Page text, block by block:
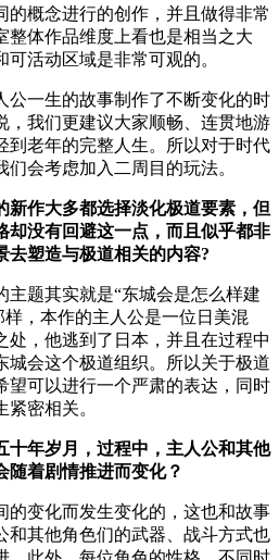
的概念进行的创作，并且做得非常
整体作品维度上看也是相当之大
活动区域是非常可观的。
公一生的故事制作了不断变化的时
，我们更建议大家顺畅、连贯地游
到老年的完整人生。所以对于时代
会考虑加入二周目的玩法。
新作大多都选择淡化极道要素，但
却没有回避这一点，而且似乎都非
去塑造与极道相关的内容?
主题其实就是“东城会是怎么样建
，本作的主人公是一位日美混
处，他逃到了日本，并且在过程中
城会这个极道组织。所以关于极道
望可以进行一个严肃的表达，同时
密相关。
十年岁月，过程中，主人公和其他
随着剧情推进而变化？
的变化而发生变化的，这也和故事
和其他角色们的武器、战斗方式也